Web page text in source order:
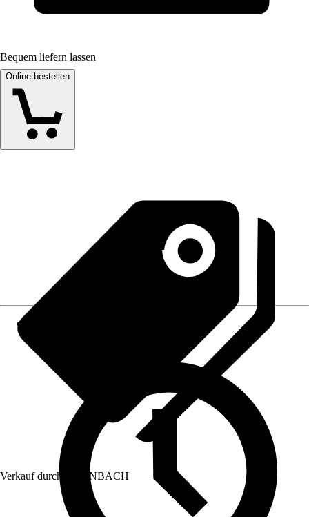
Bequem liefern lassen
Online bestellen
Verkauf durch: HORNBACH